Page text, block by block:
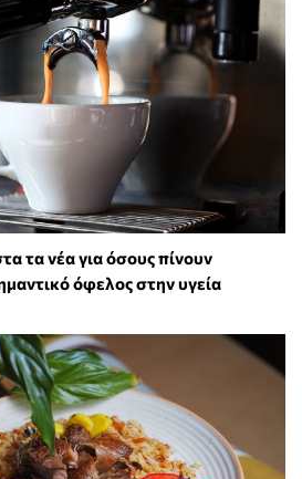
τα νέα για όσους πίνουν
όφελος στην υγεία